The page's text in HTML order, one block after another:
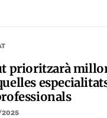
prioritzarà